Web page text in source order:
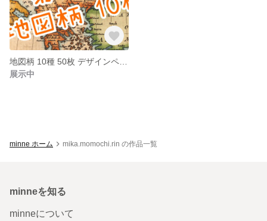
展示中
minne ホーム mika.momochi.rin の作品一覧
minneを知る
minneについて